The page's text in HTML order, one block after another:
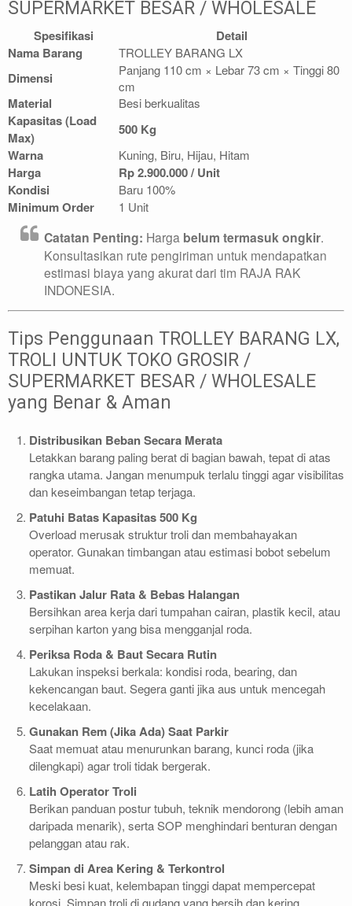
SUPERMARKET BESAR / WHOLESALE
Spesifikasi
Detail
Nama Barang
TROLLEY BARANG LX
Dimensi
Panjang 110 cm × Lebar 73 cm × Tinggi 80
cm
Material Besi berkualitas
Kapasitas (Load
Max)
500 Kg
Warna
Kuning, Biru, Hijau, Hitam
Harga
Rp 2.900.000 / Unit
Kondisi
Baru 100%
Minimum Order 1 Unit
Catatan Penting: Harga belum termasuk ongkir.
Konsultasikan rute pengiriman untuk mendapatkan
estimasi biaya yang akurat dari tim RAJA RAK
INDONESIA.
Tips Penggunaan TROLLEY BARANG LX,
TROLI UNTUK TOKO GROSIR /
SUPERMARKET BESAR / WHOLESALE
yang Benar & Aman
Distribusikan Beban Secara Merata
Letakkan barang paling berat di bagian bawah, tepat di atas
rangka utama. Jangan menumpuk terlalu tinggi agar visibilitas
dan keseimbangan tetap terjaga.
Patuhi Batas Kapasitas 500 Kg
Overload merusak struktur troli dan membahayakan
operator. Gunakan timbangan atau estimasi bobot sebelum
memuat.
Pastikan Jalur Rata & Bebas Halangan
Bersihkan area kerja dari tumpahan cairan, plastik kecil, atau
serpihan karton yang bisa mengganjal roda.
Periksa Roda & Baut Secara Rutin
Lakukan inspeksi berkala: kondisi roda, bearing, dan
kekencangan baut. Segera ganti jika aus untuk mencegah
kecelakaan.
Gunakan Rem (Jika Ada) Saat Parkir
Saat memuat atau menurunkan barang, kunci roda (jika
dilengkapi) agar troli tidak bergerak.
Latih Operator Troli
Berikan panduan postur tubuh, teknik mendorong (lebih aman
daripada menarik), serta SOP menghindari benturan dengan
pelanggan atau rak.
Simpan di Area Kering & Terkontrol
Meski besi kuat, kelembapan tinggi dapat mempercepat
korosi. Simpan troli di gudang yang bersih dan kering.